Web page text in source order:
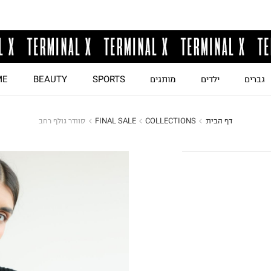
גברים ילדים מותגים SPORTS
BEAUTY
דף הבית COLLECTIONS
FINAL SALE סוודר גולף רחב